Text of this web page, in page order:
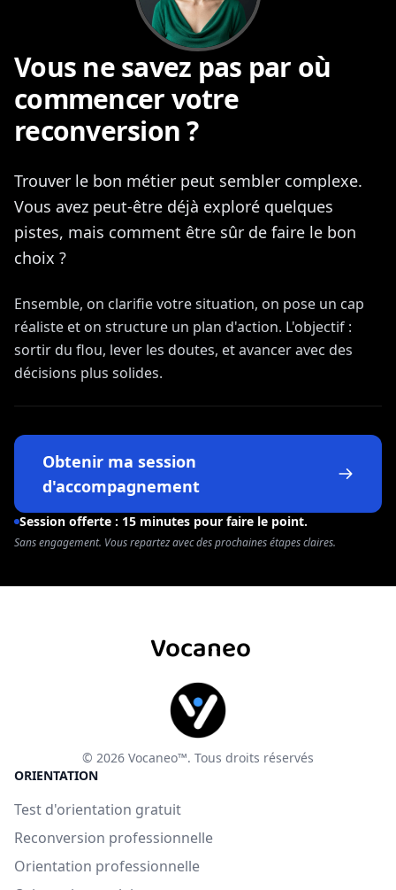
Vous ne savez pas par où
commencer votre
reconversion ?
Trouver le bon métier peut sembler complexe.
Vous avez peut-être déjà exploré quelques
pistes, mais comment être sûr de faire le bon
choix ?
Ensemble, on clarifie votre situation, on pose un cap
réaliste et on structure un plan d'action. L'objectif :
sortir du flou, lever les doutes, et avancer avec des
décisions plus solides.
Obtenir ma session
d'accompagnement
Session offerte : 15 minutes pour faire le point.
Sans engagement. Vous repartez avec des prochaines étapes claires.
Vocaneo
© 2026 Vocaneo™. Tous droits réservés
ORIENTATION
Test d'orientation gratuit
Reconversion professionnelle
Orientation professionnelle